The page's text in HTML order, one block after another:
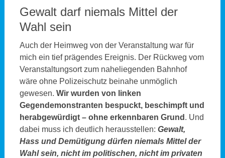
Gewalt darf niemals Mittel der
Wahl sein
Auch der Heimweg von der Veranstaltung war für
mich ein tief prägendes Ereignis. Der Rückweg vom
Veranstaltungsort zum naheliegenden Bahnhof
wäre ohne Polizeischutz beinahe unmöglich
gewesen. Wir wurden von linken
Gegendemonstranten bespuckt, beschimpft und
herabgewürdigt – ohne erkennbaren Grund . Und
dabei muss ich deutlich herausstellen: Gewalt,
Hass und Demütigung dürfen niemals Mittel der
Wahl sein, nicht im politischen, nicht im privaten